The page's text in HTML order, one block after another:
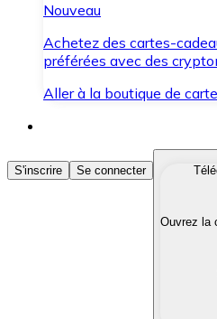
Nouveau
Achetez des cartes-
préférées avec des
Aller à la boutique de
Acheter des
Achetez les
Convertissez vos
S'inscrire Se connecter
Ouvrez la